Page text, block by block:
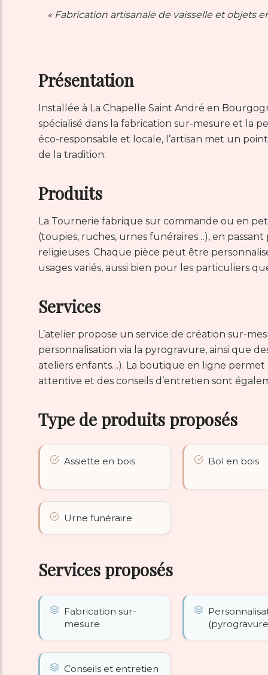
« Fabrication artisanale de vaisselle et objets
Présentation
Installée à La Chapelle Saint André en
spécialisé dans la fabrication sur-mesure et la
éco-responsable et locale, l’artisan met un
de la tradition.
Produits
La Tournerie fabrique sur commande ou en
(toupies, ruches, urnes funéraires…), en
religieuses. Chaque pièce peut être
usages variés, aussi bien pour les particuliers
Services
L’atelier propose un service de création sur-
personnalisation via la pyrogravure, ainsi que
ateliers enfants…). La boutique en ligne permet
attentive et des conseils d’entretien sont
Type de produits proposés
Assiette en bois Bol en bois
Urne funéraire
Services proposés
Fabrication sur-
mesure
Conseils et entretien